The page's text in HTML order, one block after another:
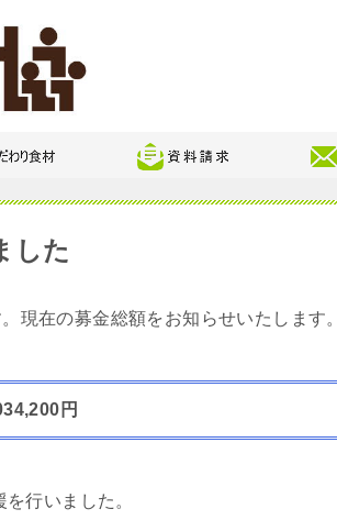
した
現在の募金総額をお知らせいたします。
円
行いました。